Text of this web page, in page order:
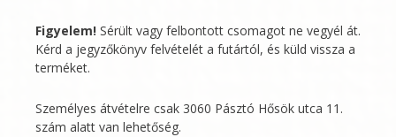
Figyelem! Sérült vagy felbontott csomagot ne vegyél át.
Kérd a jegyzőkönyv felvételét a futártól, és küld vissza a
terméket.
Személyes átvételre csak 3060 Pásztó Hősök utca 11.
szám alatt van lehetőség.